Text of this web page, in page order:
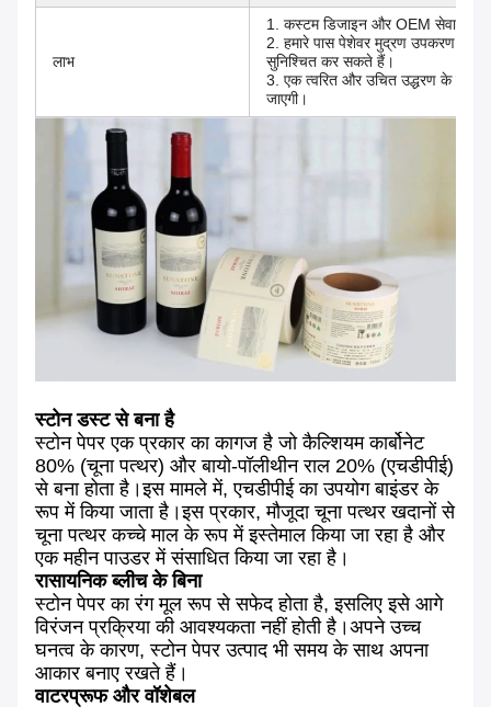
लाभ
1. कस्टम डिजाइन और OEM सेवा में
2. हमारे पास पेशेवर मुद्रण उपकरण और
सुनिश्चित कर सकते हैं।
3. एक त्वरित और उचित उद्धरण के लिए,
जाएगी।
स्टोन डस्ट से बना है
स्टोन पेपर एक प्रकार का कागज है जो कैल्शियम कार्बोनेट
80% (चूना पत्थर) और बायो-पॉलीथीन राल 20% (एचडीपीई)
से बना होता है।इस मामले में, एचडीपीई का उपयोग बाइंडर के
रूप में किया जाता है।इस प्रकार, मौजूदा चूना पत्थर खदानों से
चूना पत्थर कच्चे माल के रूप में इस्तेमाल किया जा रहा है और
एक महीन पाउडर में संसाधित किया जा रहा है।
रासायनिक ब्लीच के बिना
स्टोन पेपर का रंग मूल रूप से सफेद होता है, इसलिए इसे आगे
विरंजन प्रक्रिया की आवश्यकता नहीं होती है।अपने उच्च
घनत्व के कारण, स्टोन पेपर उत्पाद भी समय के साथ अपना
आकार बनाए रखते हैं।
वाटरप्रूफ और वॉशेबल